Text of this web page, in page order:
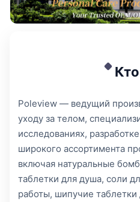
Poleview — ведущий
уходу за телом,
исследованиях,
широкого ассортимента
включая натуральные
таблетки для душа, соли
работы, шипучие таблетки